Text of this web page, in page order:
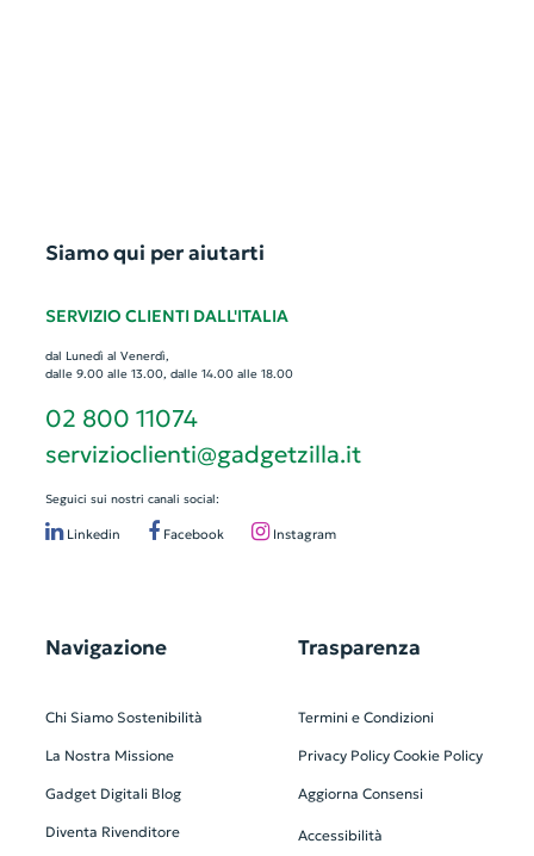
Siamo qui per aiutarti
SERVIZIO CLIENTI DALL'ITALIA
dal Lunedì al Venerdì,
dalle 9.00 alle 13.00, dalle 14.00 alle 18.00
02 800 11074
servizioclienti@gadgetzilla.it
Seguici sui nostri canali social:
Linkedin Facebook Instagram
Navigazione
Chi Siamo Sostenibilità
La Nostra Missione
Gadget Digitali Blog
Diventa Rivenditore
Trasparenza
Termini e Condizioni
Privacy Policy Cookie Policy
Aggiorna Consensi
Accessibilità